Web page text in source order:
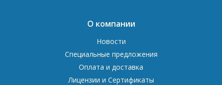
О компании
Новости
Специальные предложения
Оплата и доставка
Лицензии и Сертификаты